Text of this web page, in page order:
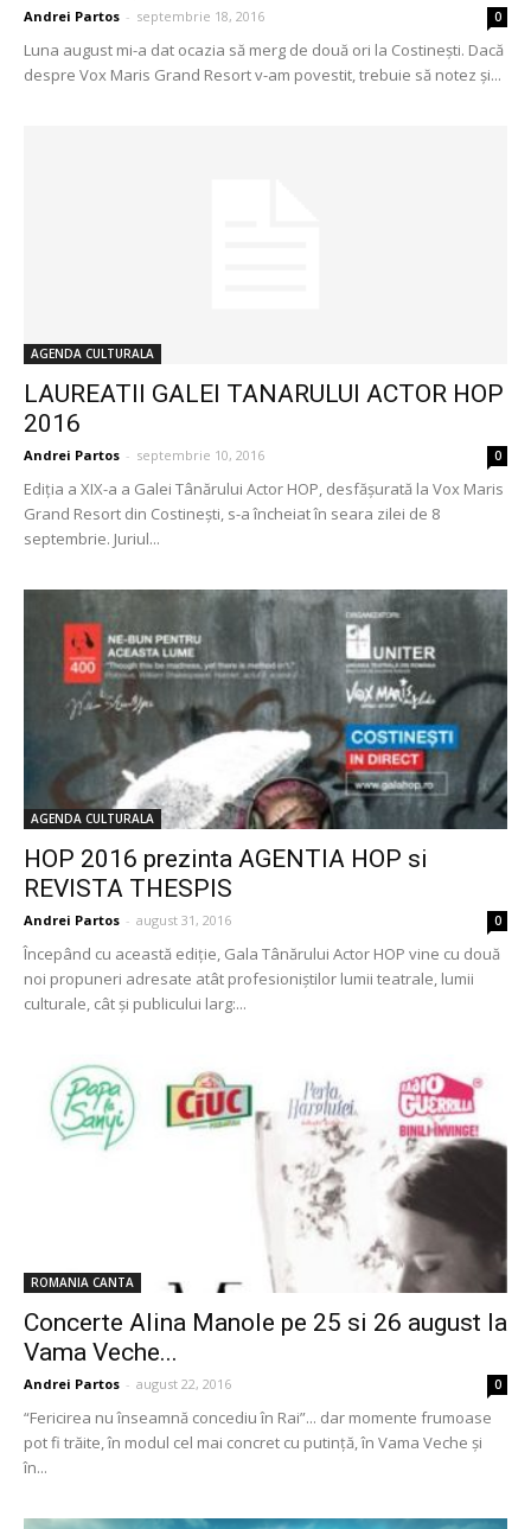
Andrei Partos - septembrie 18, 2016 0
Luna august mi-a dat ocazia să merg de două ori la Costinești. Dacă
despre Vox Maris Grand Resort v-am povestit, trebuie să notez și...
AGENDA CULTURALA
LAUREATII GALEI TANARULUI ACTOR HOP
2016
Andrei Partos - septembrie 10, 2016 0
Ediţia a XIX-a a Galei Tânărului Actor HOP, desfăşurată la Vox Maris
Grand Resort din Costineşti, s-a încheiat în seara zilei de 8
septembrie. Juriul...
AGENDA CULTURALA
HOP 2016 prezinta AGENTIA HOP si
REVISTA THESPIS
Andrei Partos - august 31, 2016 0
Începând cu această ediţie, Gala Tânărului Actor HOP vine cu două
noi propuneri adresate atât profesioniştilor lumii teatrale, lumii
culturale, cât şi publicului larg:...
ROMANIA CANTA
Concerte Alina Manole pe 25 si 26 august la
Vama Veche...
Andrei Partos - august 22, 2016 0
“Fericirea nu înseamnă concediu în Rai”... dar momente frumoase
pot fi trăite, în modul cel mai concret cu putință, în Vama Veche și
în...